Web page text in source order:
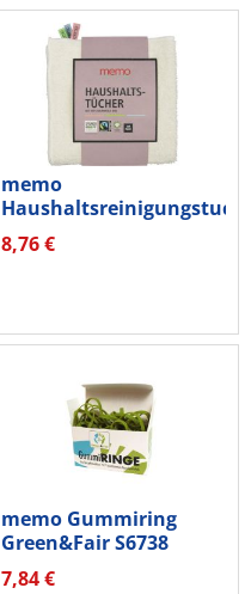
memo
Haushaltsreinigungstuch
H5198 Farbfähnchen...
8,76 €
memo Gummiring
Green&Fair S6738
140x4mm 120St
7,84 €